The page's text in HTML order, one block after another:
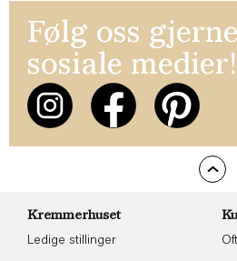
Følg oss
sosiale medier!
Kremmerhuset
Ledige stillinger